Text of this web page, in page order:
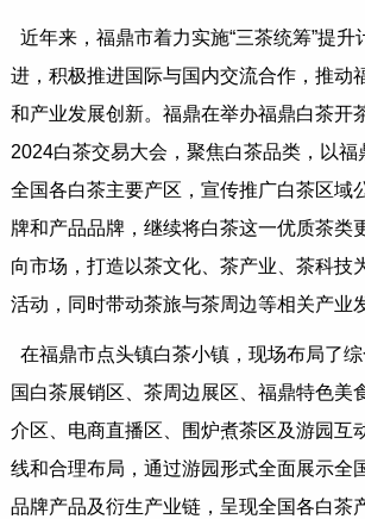
近年来，福鼎市着力实施“三茶统筹”提升
进，积极推进国际与国内交流合作，推动
和产业发展创新。福鼎在举办福鼎白茶开
2024白茶交易大会，聚焦白茶品类，以福
全国各白茶主要产区，宣传推广白茶区域
牌和产品品牌，继续将白茶这一优质茶类
向市场，打造以茶文化、茶产业、茶科技
活动，同时带动茶旅与茶周边等相关产业
在福鼎市点头镇白茶小镇，现场布局了
国白茶展销区、茶周边展区、福鼎特色美
介区、电商直播区、围炉煮茶区及游园互
线和合理布局，通过游园形式全面展示全
品牌产品及衍生产业链，呈现全国各白茶